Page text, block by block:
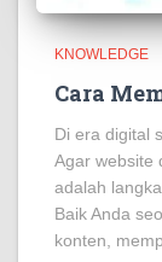
KNOWLEDGE
Cara
Di era digital
Agar website
adalah
Baik Anda
konten,